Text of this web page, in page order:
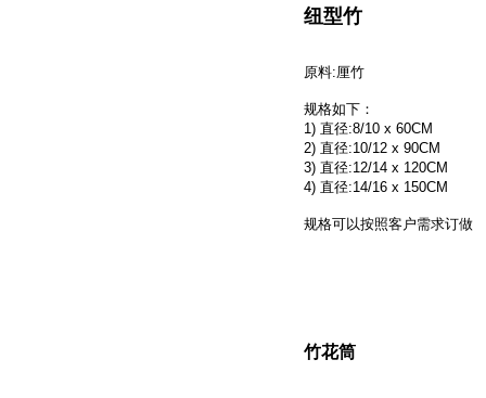
纽型竹
原料:厘竹
规格如下：
1) 直径:8/10 x 60CM
2) 直径:10/12 x 90CM
3) 直径:12/14 x 120CM
4) 直径:14/16 x 150CM
规格可以按照客户需求订做
竹花筒